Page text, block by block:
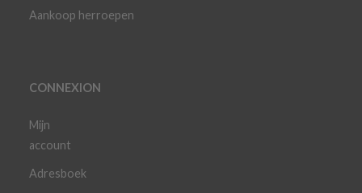
Aankoop herroepen
CONNEXION
Mijn
account
Adresboek